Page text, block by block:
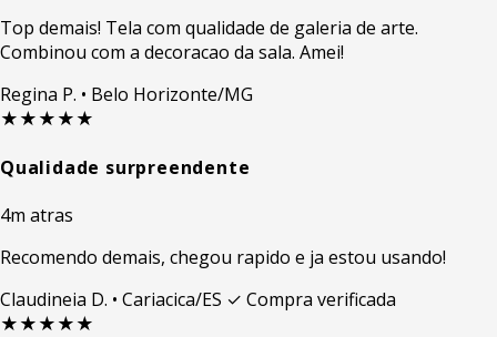
Top demais! Tela com qualidade de galeria de arte.
Combinou com a decoracao da sala. Amei!
Regina P. • Belo Horizonte/MG
★★★★★
Qualidade surpreendente
4m atras
Recomendo demais, chegou rapido e ja estou usando!
Claudineia D. • Cariacica/ES ✓ Compra verificada
★★★★★